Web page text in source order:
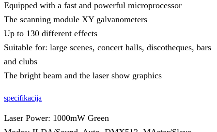
Equipped with a fast and powerful microprocessor
The scanning module XY galvanometers
Up to 130 different effects
Suitable for: large scenes, concert halls, discotheques, bars
and clubs
The bright beam and the laser show graphics
specifikacija
Laser Power: 1000mW Green